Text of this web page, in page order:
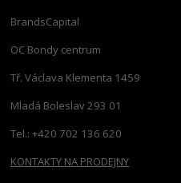
BrandsCapital
OC Bondy centrum
Tř. Václava Klementa 1459
Mladá Boleslav 293 01
Tel.: +420 702 136 620
KONTAKTY NA PRODEJNY